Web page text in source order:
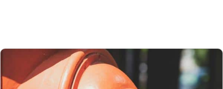
Pour les commandesdépassant 1 000 AUD , en plus de la GST,
droits de douane
(généralement autour de 5 % selon le type de
produit) peuvent être appliqués lors du dédouanement.